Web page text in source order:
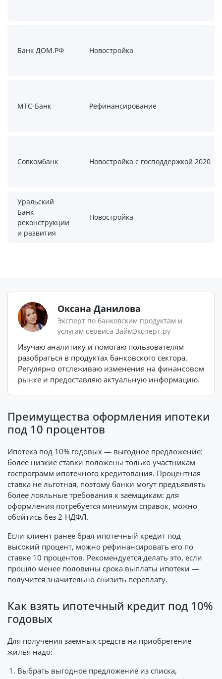
Банк ДОМ.РФ Новостройка
МТС-Банк Рефинансирование
Совкомбанк Новостройка с господдержкой 2020
Уральский
Банк
реконструкции
и развития
Новостройка
Оксана Данилова
Эксперт по банковским продуктам и
услугам сервиса ЗаймЭксперт.ру
Изучаю аналитику и помогаю пользователям
разобраться в продуктах банковского сектора.
Регулярно отслеживаю изменения на финансовом
рынке и предоставляю актуальную информацию.
Преимущества оформления ипотеки
под 10 процентов
Ипотека под 10% годовых — выгодное предложение:
более низкие ставки положены только участникам
госпрограмм ипотечного кредитования. Процентная
ставка не льготная, поэтому банки могут предъявлять
более лояльные требования к заемщикам: для
оформления потребуется минимум справок, можно
обойтись без 2-НДФЛ.
Если клиент ранее брал ипотечный кредит под
высокий процент, можно рефинансировать его по
ставке 10 процентов. Рекомендуется делать это, если
прошло менее половины срока выплаты ипотеки —
получится значительно снизить переплату.
Как взять ипотечный кредит под 10%
годовых
Для получения заемных средств на приобретение
жилья надо:
Выбрать выгодное предложение из списка,